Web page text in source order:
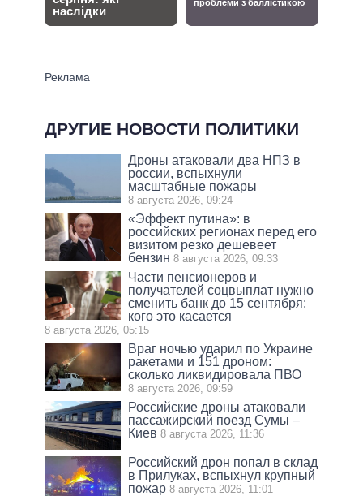
ДРУГИЕ НОВОСТИ ПОЛИТИКИ
Дроны атаковали два НПЗ в
россии, вспыхнули
масштабные пожары
8 августа 2026, 09:24
«Эффект путина»: в
российских регионах перед его
визитом резко дешевеет
бензин 8 августа 2026, 09:33
Части пенсионеров и
получателей соцвыплат нужно
сменить банк до 15 сентября:
кого это касается
8 августа 2026, 05:15
Враг ночью ударил по Украине
ракетами и 151 дроном:
сколько ликвидировала ПВО
8 августа 2026, 09:59
Российские дроны атаковали
пассажирский поезд Сумы –
Киев 8 августа 2026, 11:36
Российский дрон попал в склад
в Прилуках, вспыхнул крупный
пожар 8 августа 2026, 11:01